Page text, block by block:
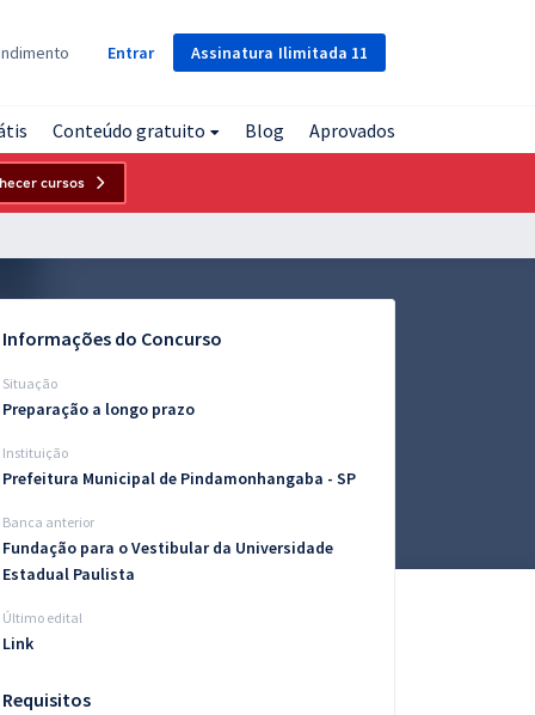
Assinatura Ilimitada 11
Entrar
Conteúdo gratuito Blog Aprovados
cursos
Informações do Concurso
Situação
Preparação a longo prazo
Instituição
Prefeitura Municipal de Pindamonhangaba - SP
Banca anterior
Fundação para o Vestibular da Universidade
Estadual Paulista
Último edital
Link
Requisitos